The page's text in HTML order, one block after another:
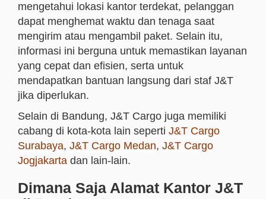
mengetahui lokasi kantor terdekat, pelanggan
dapat menghemat waktu dan tenaga saat
mengirim atau mengambil paket. Selain itu,
informasi ini berguna untuk memastikan layanan
yang cepat dan efisien, serta untuk
mendapatkan bantuan langsung dari staf J&T
jika diperlukan.
Selain di Bandung, J&T Cargo juga memiliki
cabang di kota-kota lain seperti J&T Cargo
Surabaya, J&T Cargo Medan, J&T Cargo
Jogjakarta dan lain-lain.
Dimana Saja Alamat Kantor J&T